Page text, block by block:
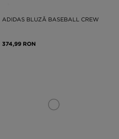
ADIDAS BLUZĂ BASEBALL CREW
374,99 RON